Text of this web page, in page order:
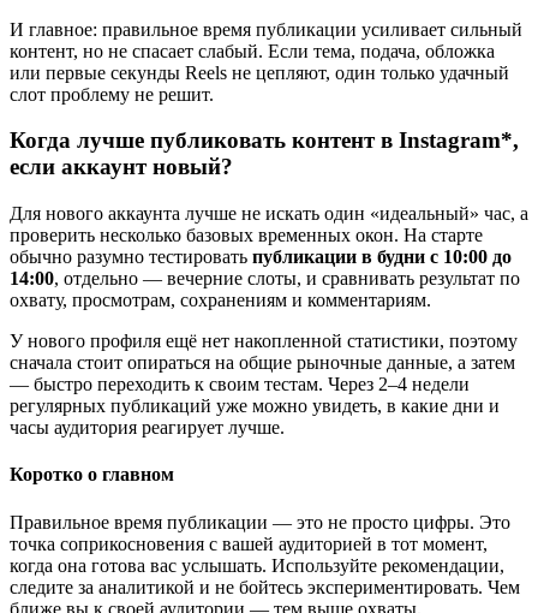
И главное: правильное время публикации усиливает сильный
контент, но не спасает слабый. Если тема, подача, обложка
или первые секунды Reels не цепляют, один только удачный
слот проблему не решит.
Когда лучше публиковать контент в Instagram*,
если аккаунт новый?
Для нового аккаунта лучше не искать один «идеальный» час, а
проверить несколько базовых временных окон. На старте
обычно разумно тестировать публикации в будни с 10:00 до
14:00, отдельно — вечерние слоты, и сравнивать результат по
охвату, просмотрам, сохранениям и комментариям.
У нового профиля ещё нет накопленной статистики, поэтому
сначала стоит опираться на общие рыночные данные, а затем
— быстро переходить к своим тестам. Через 2–4 недели
регулярных публикаций уже можно увидеть, в какие дни и
часы аудитория реагирует лучше.
Коротко о главном
Правильное время публикации — это не просто цифры. Это
точка соприкосновения с вашей аудиторией в тот момент,
когда она готова вас услышать. Используйте рекомендации,
следите за аналитикой и не бойтесь экспериментировать. Чем
ближе вы к своей аудитории — тем выше охваты,